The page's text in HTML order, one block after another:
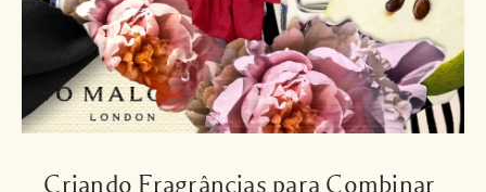
Criando Fragrâncias para Combinar